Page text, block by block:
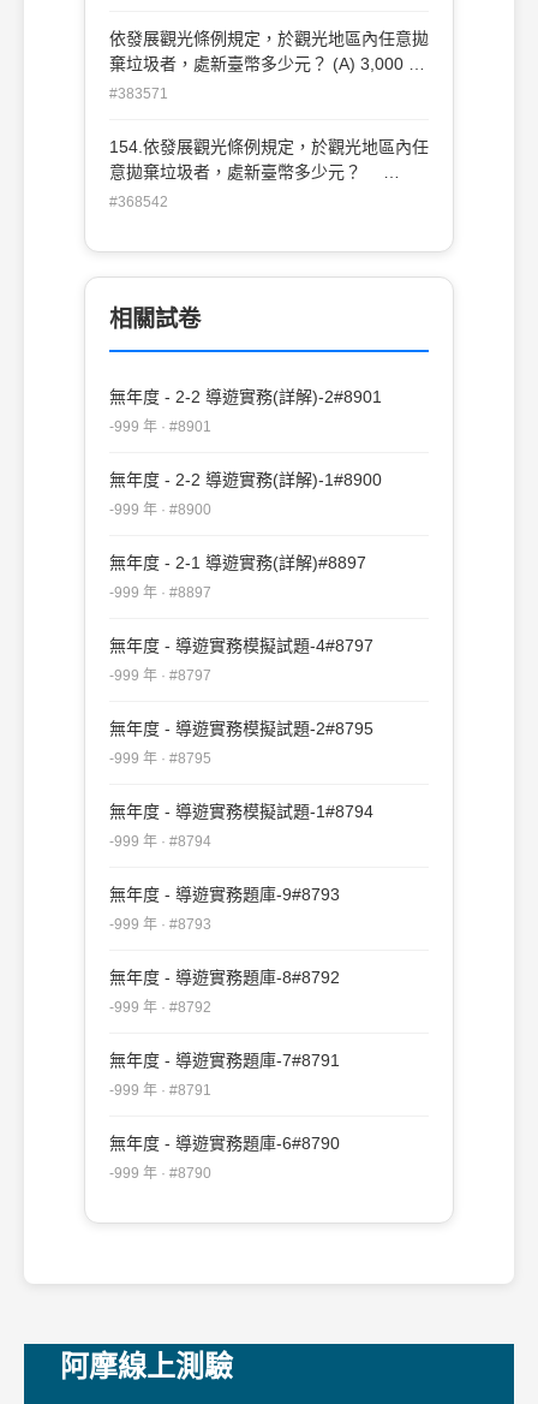
上，100,000 元以下罰鍰(D) 30,000 元以
上，150,000 元以下罰鍰
依發展觀光條例規定，於觀光地區內任意拋
棄垃圾者，處新臺幣多少元？ (A) 3,000 元
以上，15,000 元以下罰鍰(B) 10,000 元以
上，100,000 元以下罰鍰(D) 30,000 元以
上，150,000 元以下罰鍰
#383571
154.依發展觀光條例規定，於觀光地區內任
意拋棄垃圾者，處新臺幣多少元？
(A)3,000元以上，15,000元以下罰鍰
(C)20,000元以上，100,000元以下罰鍰
(D)30,000元以上，150,000元以下罰鍰
#368542
相關試卷
無年度 - 2-2 導遊實務(詳解)-2#8901
-999 年 · #8901
無年度 - 2-2 導遊實務(詳解)-1#8900
-999 年 · #8900
無年度 - 2-1 導遊實務(詳解)#8897
-999 年 · #8897
無年度 - 導遊實務模擬試題-4#8797
-999 年 · #8797
無年度 - 導遊實務模擬試題-2#8795
-999 年 · #8795
無年度 - 導遊實務模擬試題-1#8794
-999 年 · #8794
無年度 - 導遊實務題庫-9#8793
-999 年 · #8793
無年度 - 導遊實務題庫-8#8792
-999 年 · #8792
無年度 - 導遊實務題庫-7#8791
-999 年 · #8791
無年度 - 導遊實務題庫-6#8790
-999 年 · #8790
阿摩線上測驗